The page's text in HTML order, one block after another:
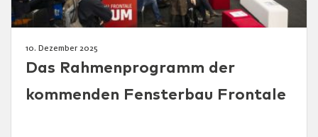
10. Dezember 2025
Das Rahmenprogramm der
kommenden Fensterbau Frontale